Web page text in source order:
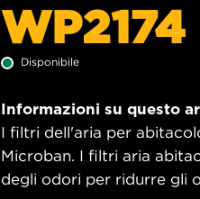
WP2174
Disponibile
Informazioni su questo
I filtri dell'aria per
Microban. I filtri aria
degli odori per ridurre gli